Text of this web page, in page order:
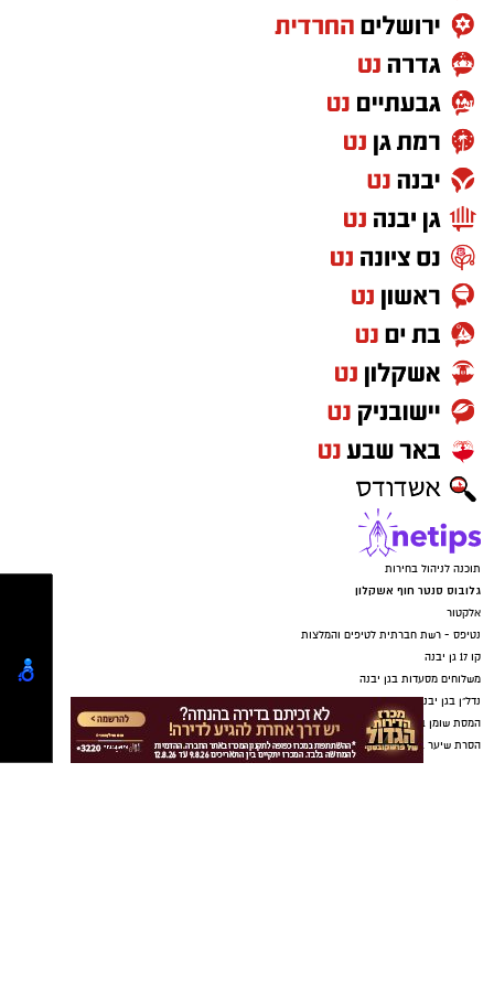
תוכנה לניהול בחירות
גלובוס סנטר חוף אשקלון
אלקטור
נטיפס - רשת חברתית לטיפים והמלצות
קו 17 גן יבנה
משלוחים מסעדות בגן יבנה
נדל"ן בגן יבנה
המסת שומן בקור גן יבנה
הסרת שיער בגן יבנה
מערכת לניהול פניות